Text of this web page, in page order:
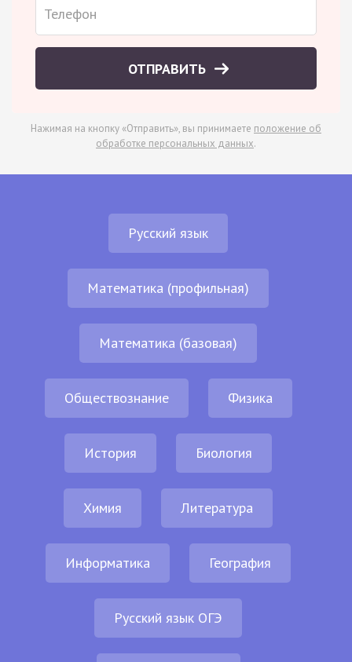
ОТПРАВИТЬ
Нажимая на кнопку «Отправить», вы принимаете положение об
обработке персональных данных.
Русский язык
Математика (профильная)
Математика (базовая)
Обществознание Физика
История Биология
Химия Литература
Информатика География
Русский язык ОГЭ